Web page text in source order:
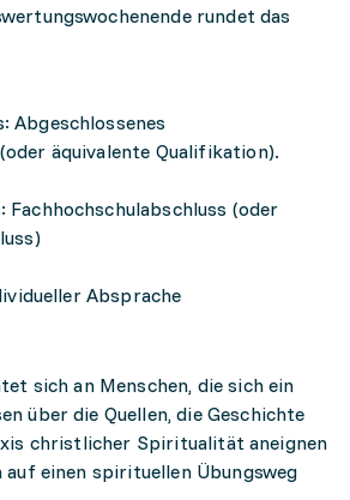
rundet das
Abgeschlossenes
äquivalente Qualifikation).
Fachhochschulabschluss (oder
Absprache
sich an Menschen, die sich ein
über die Quellen, die Geschichte
christlicher Spiritualität aneignen
einen spirituellen Übungsweg